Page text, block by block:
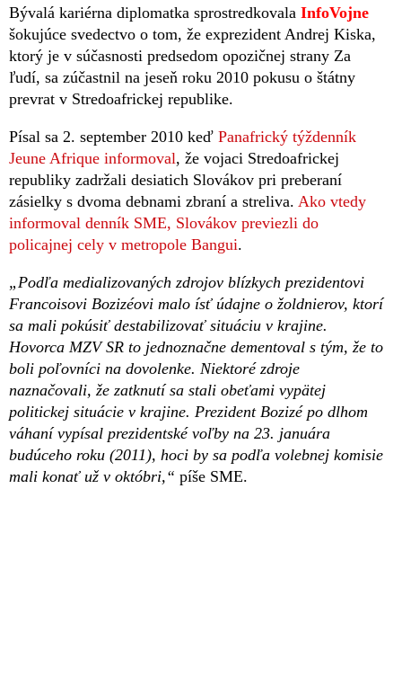
Bývalá kariérna diplomatka sprostredkovala InfoVojne
šokujúce svedectvo o tom, že exprezident Andrej Kiska,
ktorý je v súčasnosti predsedom opozičnej strany Za
ľudí, sa zúčastnil na jeseň roku 2010 pokusu o štátny
prevrat v Stredoafrickej republike.
Písal sa 2. september 2010 keď Panafrický týždenník
Jeune Afrique informoval, že vojaci Stredoafrickej
republiky zadržali desiatich Slovákov pri preberaní
zásielky s dvoma debnami zbraní a streliva. Ako vtedy
informoval denník SME, Slovákov previezli do
policajnej cely v metropole Bangui.
„Podľa medializovaných zdrojov blízkych prezidentovi
Francoisovi Bozizéovi malo ísť údajne o žoldnierov, ktorí
sa mali pokúsiť destabilizovať situáciu v krajine.
Hovorca MZV SR to jednoznačne dementoval s tým, že to
boli poľovníci na dovolenke. Niektoré zdroje
naznačovali, že zatknutí sa stali obeťami vypätej
politickej situácie v krajine. Prezident Bozizé po dlhom
váhaní vypísal prezidentské voľby na 23. januára
budúceho roku (2011), hoci by sa podľa volebnej komisie
mali konať už v októbri,“ píše SME.